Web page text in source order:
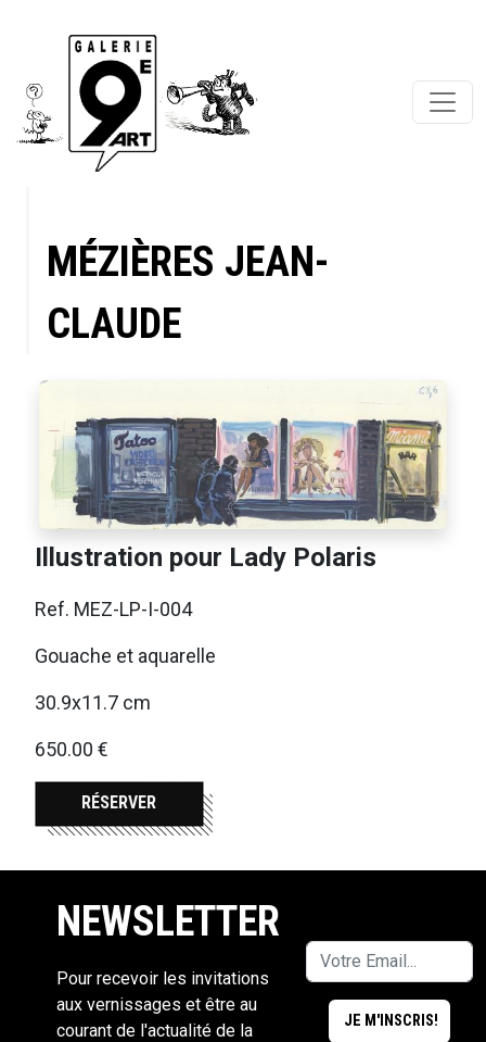
MÉZIÈRES JEAN-
CLAUDE
Illustration pour Lady Polaris
Ref. MEZ-LP-I-004
Gouache et aquarelle
30.9x11.7 cm
650.00 €
RÉSERVER
NEWSLETTER
Pour recevoir les invitations
aux vernissages et être au
courant de l'actualité de la